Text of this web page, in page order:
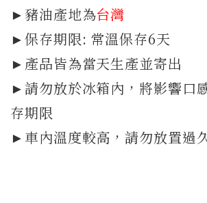
►豬油產地為台灣
►保存期限: 常溫保存6天
►產品皆為當天生產並寄出
►請勿放於冰箱內，將影響口
存期限
►車內溫度較高，請勿放置過